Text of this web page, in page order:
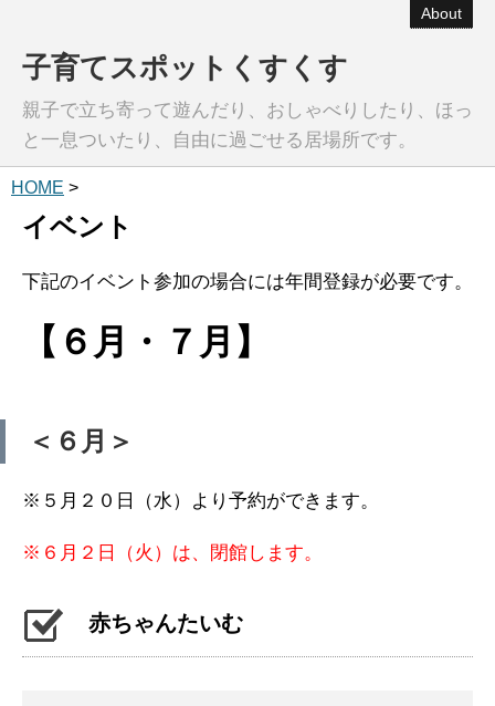
About
子育てスポットくすくす
親子で立ち寄って遊んだり、おしゃべりしたり、ほっ
と一息ついたり、自由に過ごせる居場所です。
HOME >
イベント
下記のイベント参加の場合には年間登録が必要です。
【６ 月・７月】
＜６月＞
※５月２０日（水）より予約ができます。
※６月２日（火）は、閉館します。
赤ちゃんたいむ